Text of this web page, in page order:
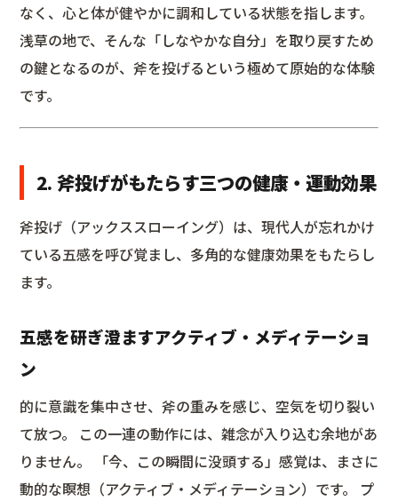
なく、心と体が健やかに調和している状態を指します。
浅草の地で、そんな「しなやかな自分」を取り戻すため
の鍵となるのが、斧を投げるという極めて原始的な体験
です。
2. 斧投げがもたらす三つの健康・運動効果
斧投げ（アックススローイング）は、現代人が忘れかけ
ている五感を呼び覚まし、多角的な健康効果をもたらし
ます。
五感を研ぎ澄ますアクティブ・メディテーショ
ン
的に意識を集中させ、斧の重みを感じ、空気を切り裂い
て放つ。 この一連の動作には、雑念が入り込む余地があ
りません。 「今、この瞬間に没頭する」感覚は、まさに
動的な瞑想（アクティブ・メディテーション）です。 プ